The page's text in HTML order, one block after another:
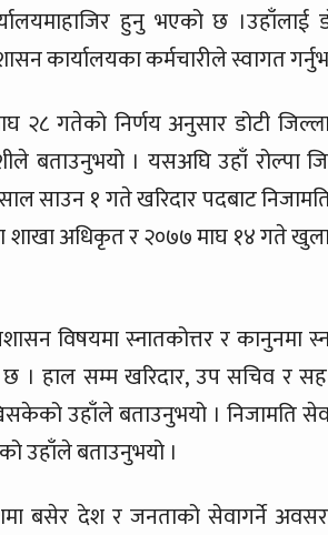
हुनु भएको छ ।उहाँलाई
कार्यालयका कर्मचारीले स्वागत
२८ गतेको निर्णय अनुसार डोटी
बताउनुभयो । यसअघि उहाँ रोल्पा
साउन १ गते खरिदार पदबाट
शाखा अधिकृत र २०७७ माघ १४ गते खुला
विषयमा स्नातकोत्तर र
। हाल सम्म खरिदार, उप सचिव र
उहाँले बताउनुभयो । निजामति
उहाँले बताउनुभयो ।
बसेर देश र जनताको सेवागर्ने